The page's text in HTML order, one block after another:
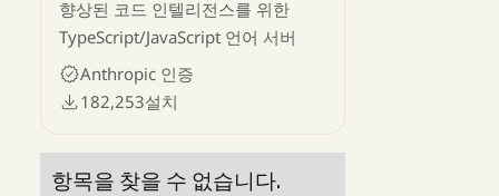
향상된 코드 인텔리전스를 위한
TypeScript/JavaScript 언어 서버
Anthropic 인증
182,253설치
항목을 찾을 수 없습니다.